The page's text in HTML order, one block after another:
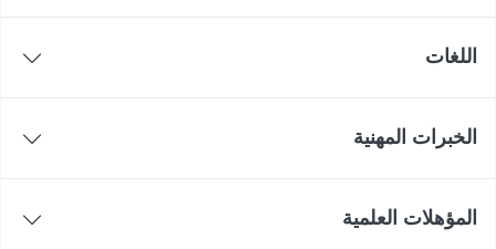
اللغات
الخبرات المهنية
المؤهلات العلمية